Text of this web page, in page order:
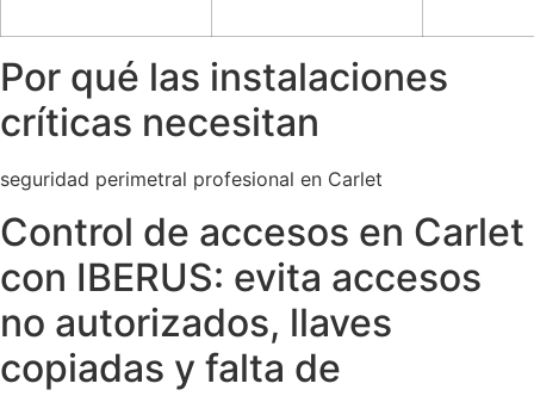
Por qué las instalaciones
críticas necesitan
seguridad perimetral profesional en Carlet
Control de accesos en Carlet
con IBERUS: evita accesos
no autorizados, llaves
copiadas y falta de